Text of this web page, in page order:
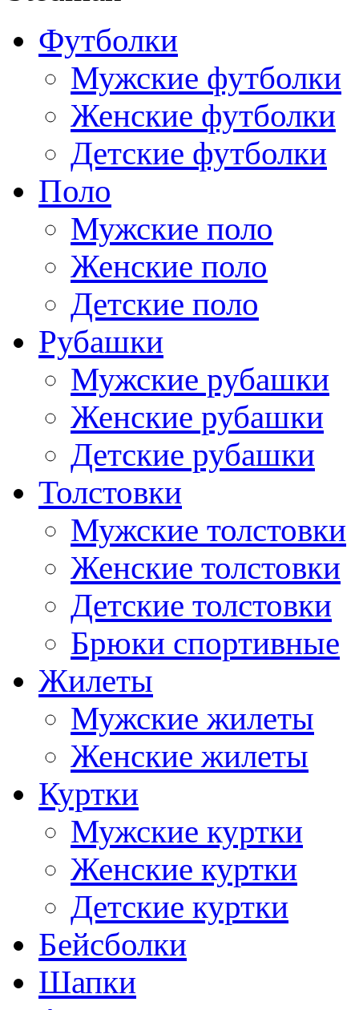
Футболки
Мужские футболки
Женские футболки
Детские футболки
Поло
Мужские поло
Женские поло
Детские поло
Рубашки
Мужские рубашки
Женские рубашки
Детские рубашки
Толстовки
Мужские толстовки
Женские толстовки
Детские толстовки
Брюки спортивные
Жилеты
Мужские жилеты
Женские жилеты
Куртки
Мужские куртки
Женские куртки
Детские куртки
Бейсболки
Шапки